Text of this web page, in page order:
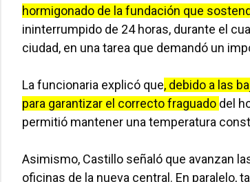
hormigonado de la fundación que
ininterrumpido de 24 horas, durante el
ciudad, en una tarea que demandó un
La funcionaria explicó que, debido a las
para garantizar el correcto fraguado del
permitió mantener una temperatura
Asimismo, Castillo señaló que avanzan
oficinas de la nueva central. En paralelo,